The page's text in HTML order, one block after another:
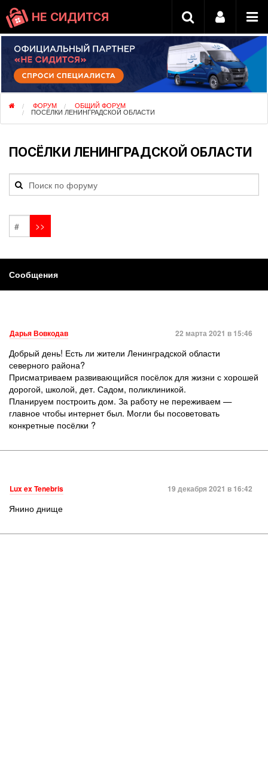
НЕ СИДИТСЯ
ФОРУМ ОБЩИЙ ФОРУМ
ПОСЁЛКИ ЛЕНИНГРАДСКОЙ ОБЛАСТИ
ПОСЁЛКИ ЛЕНИНГРАДСКОЙ ОБЛАСТИ
Сообщения
Дарья Вовкодав 22 марта 2021 в 15:46
Добрый день! Есть ли жители Ленинградской области
северного района?
Присматриваем развивающийся посёлок для жизни с хорошей
дорогой, школой, дет. Садом, поликлиникой.
Планируем построить дом. За работу не переживаем —
главное чтобы интернет был. Могли бы посоветовать
конкретные посёлки ?
Lux ex Tenebris 19 декабря 2021 в 16:42
Янино днище